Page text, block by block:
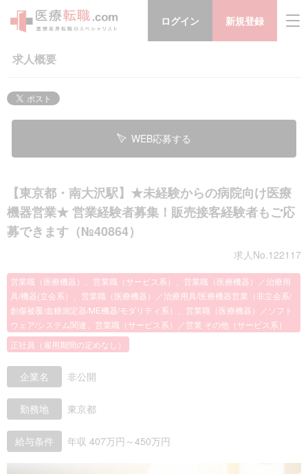
ログイン 新規登録
求人概要
WEB応募する
【東京都・南大沢駅】★未経験からの病院向け医療
機器営業★ 営業経験者募集！販売接客経験者もご応
募できます（№40864）
求人No.122117
営業職（医療機器）、営業職（サービス系）、営業職（医療機器）／治療用
具/機器(立会系）、営業職（医療機器）／治療用具/医療機器営業（非立会系/
創傷被覆/血糖測定器/ME機器/モダリティ系）、営業職（医療機器）／ソフト
ウェア/システム関連、営業職（サービス系）／営業 その他（サービス系）
正社員（雇用期間の定めなし）
企業名 非公開
勤務地 東京都
給与条件 年収 407万円～450万円